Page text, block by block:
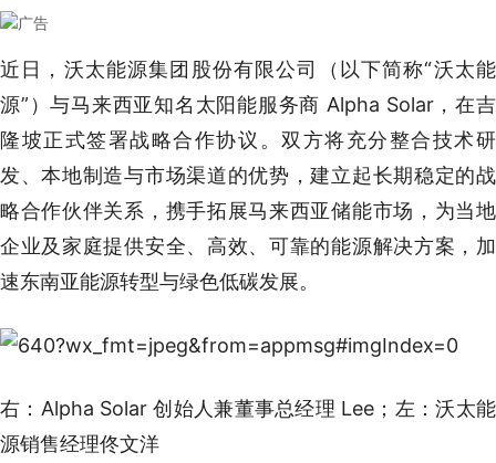
近日，沃太能源集团股份有限公司（以下简称“沃太能
源”）与马来西亚知名太阳能服务商 Alpha Solar，在吉
隆坡正式签署战略合作协议。双方将充分整合技术研
发、本地制造与市场渠道的优势，建立起长期稳定的战
略合作伙伴关系，携手拓展马来西亚储能市场，为当地
企业及家庭提供安全、高效、可靠的能源解决方案，加
速东南亚能源转型与绿色低碳发展。
右：Alpha Solar 创始人兼董事总经理 Lee；左：沃太能
源销售经理佟文洋